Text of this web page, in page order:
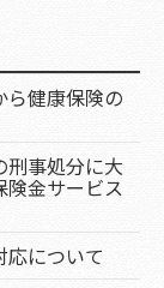
ら健康保険の
刑事処分に大
金サービス
について